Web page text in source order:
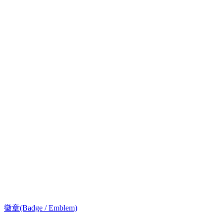
徽章(Badge / Emblem)